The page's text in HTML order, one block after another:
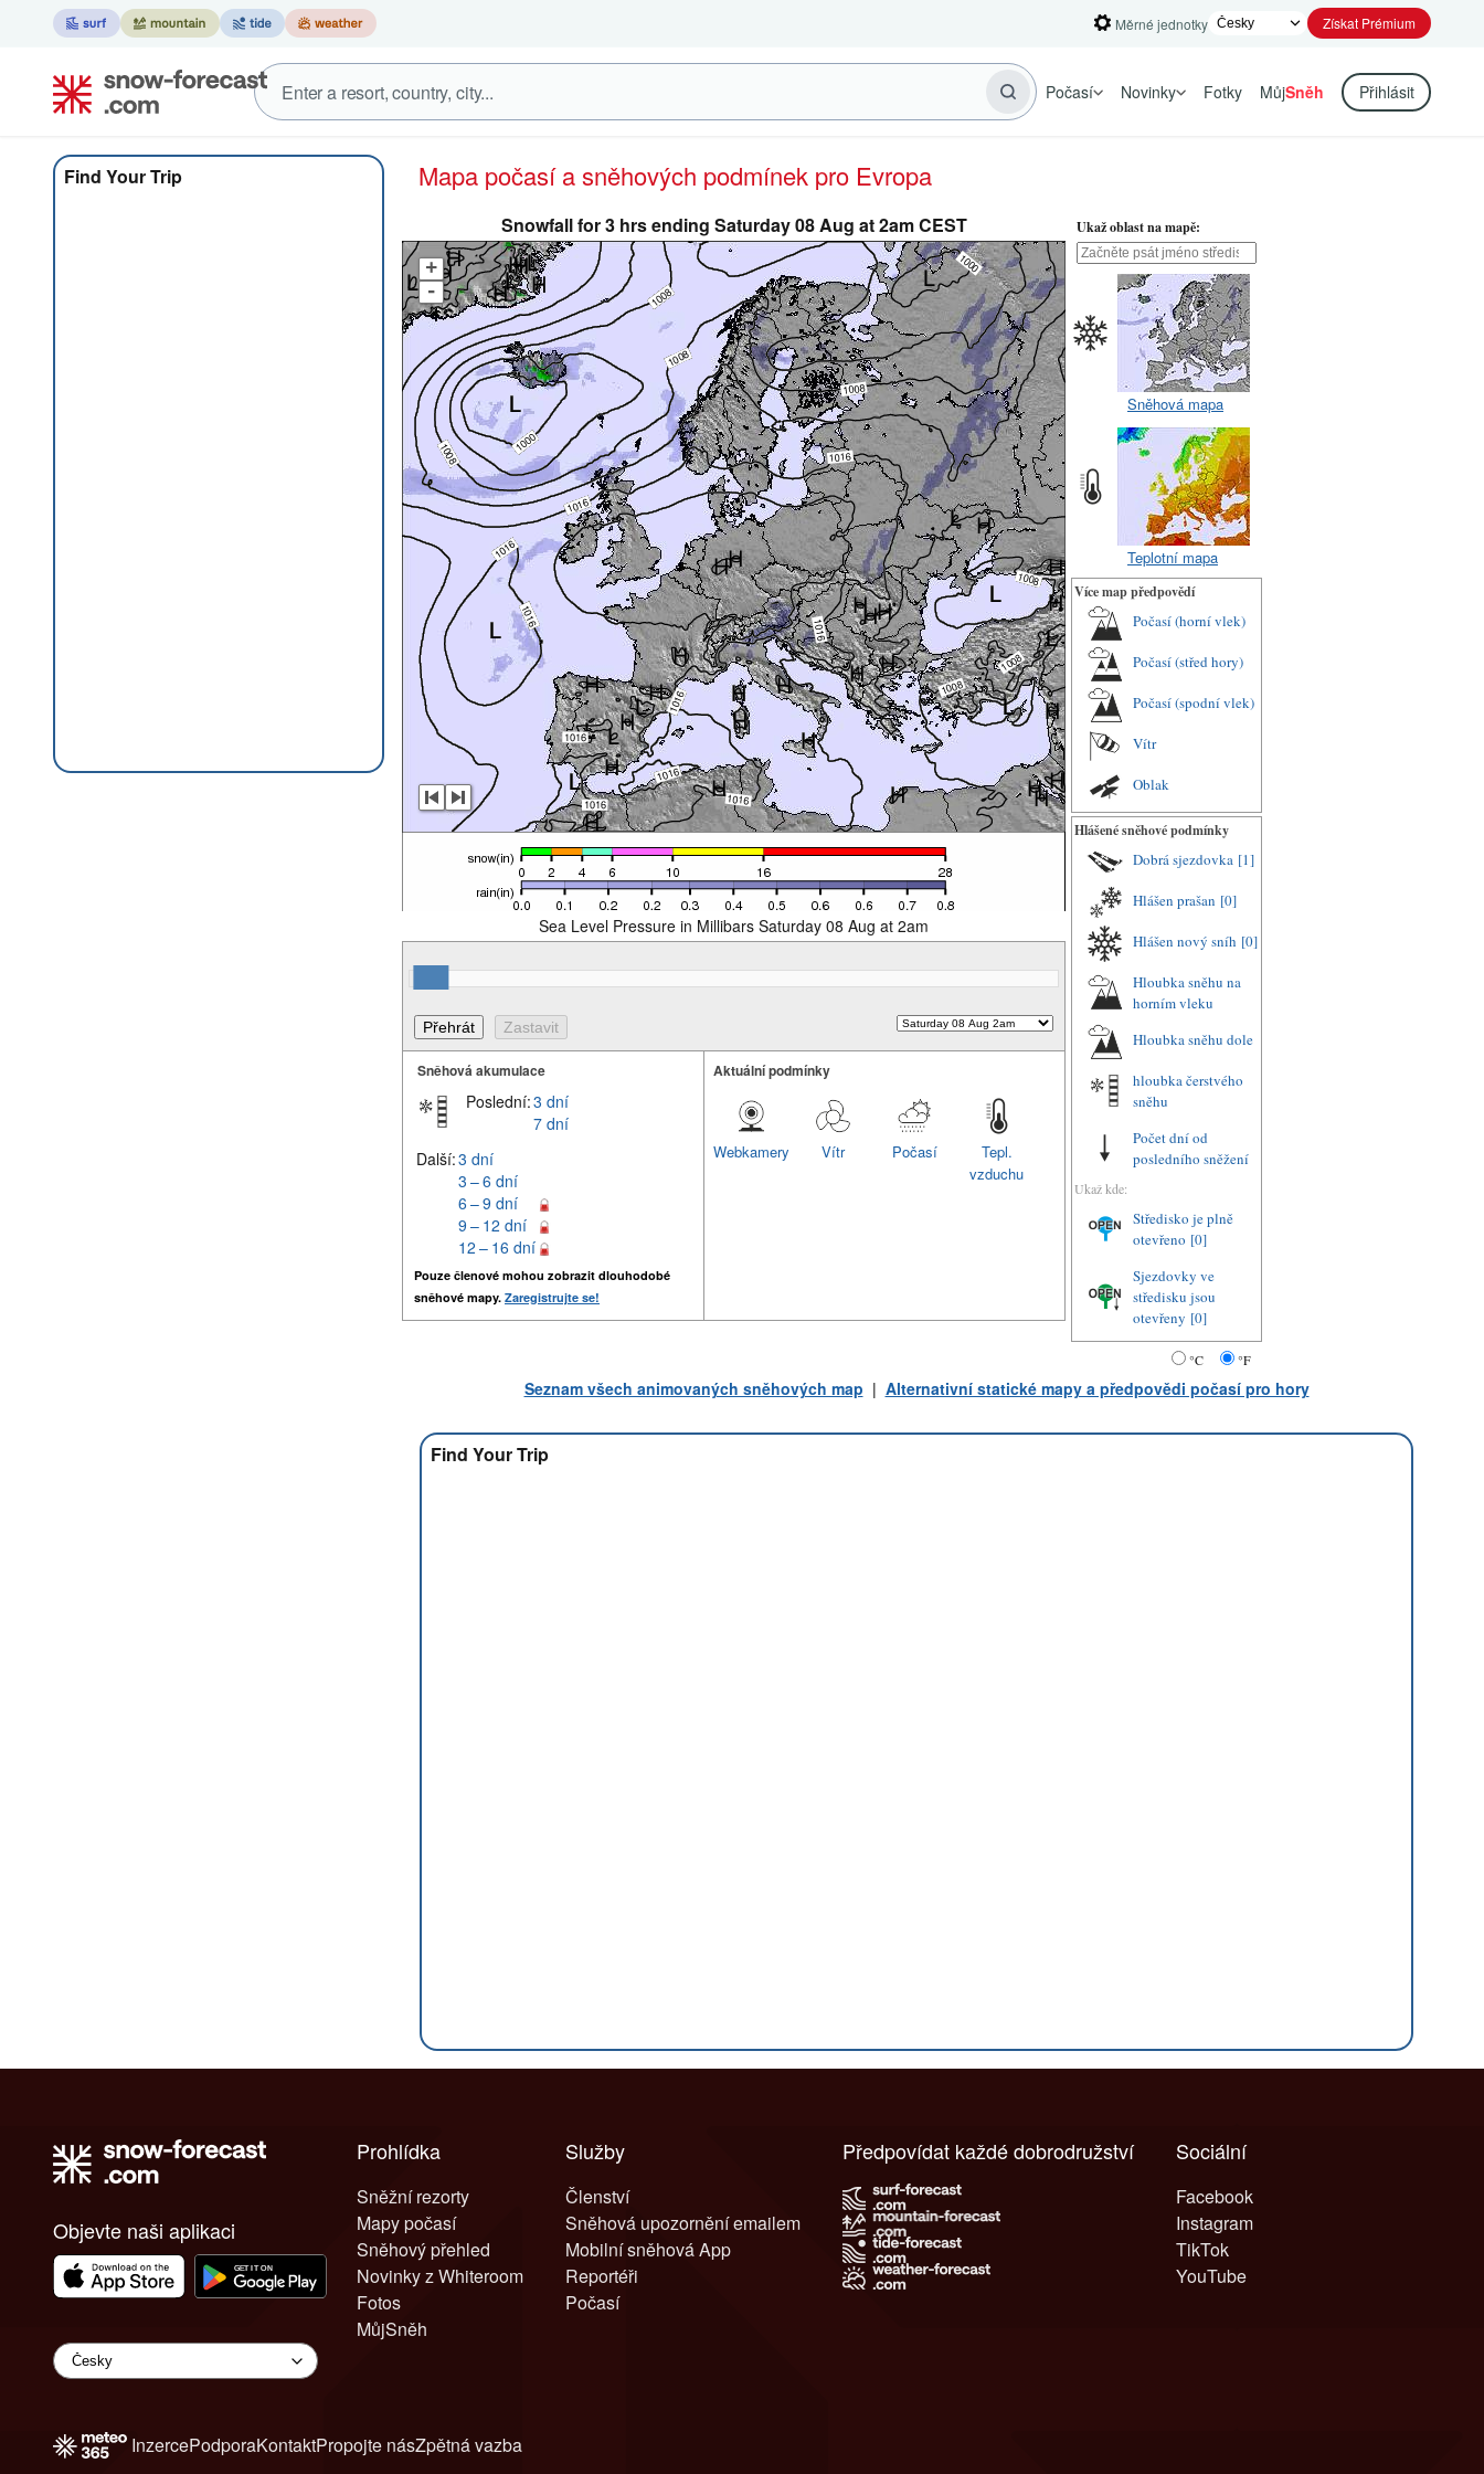
Měrné jednotky Získat Prémium
Počasí Novinky Fotky MůjSněh Přihlásit
Find Your Trip Mapa počasí a sněhových podmínek pro Evropa
Snowfall for 3 hrs ending Saturday 08 Aug at 2am CEST
+
-
Sea Level Pressure in Millibars Saturday 08 Aug at 2am
Sněhová akumulace
Poslední:3 dní
7 dní
Další:3 dní
3 – 6 dní
6 – 9 dní
9 – 12 dní
12 – 16 dní
Pouze členové mohou zobrazit dlouhodobé
sněhové mapy. Zaregistrujte se!
Aktuální podmínky
Tepl.
vzduchu
Počasí
Vítr
Webkamery
Ukaž oblast na mapě:
Sněhová mapa
Teplotní mapa
Více map předpovědí
Počasí (horní vlek)
Počasí (střed hory)
Počasí (spodní vlek)
Vítr
Oblak
Hlášené sněhové podmínky
Dobrá sjezdovka [1]
Hlášen prašan [0]
Hlášen nový sníh [0]
Hloubka sněhu na
horním vleku
Hloubka sněhu dole
hloubka čerstvého
sněhu
Počet dní od
posledního sněžení
Ukaž kde:
Středisko je plně
otevřeno [0]
Sjezdovky ve
středisku jsou
otevřeny [0]
°C °F
Seznam všech animovaných sněhových map | Alternativní statické mapy a předpovědi počasí pro hory
Find Your Trip
Objevte naši aplikaci
Prohlídka
Sněžní rezorty
Mapy počasí
Sněhový přehled
Novinky z Whiteroom
Fotos
MůjSněh
Služby
Členství
Sněhová upozornění emailem
Mobilní sněhová App
Reportéři
Počasí
Sociální
Facebook
Instagram
TikTok
YouTube
Předpovídat každé dobrodružství
InzercePodporaKontaktPropojte násZpětná vazba